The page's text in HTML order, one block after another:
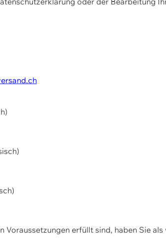
Voraussetzungen erfüllt sind, haben Sie